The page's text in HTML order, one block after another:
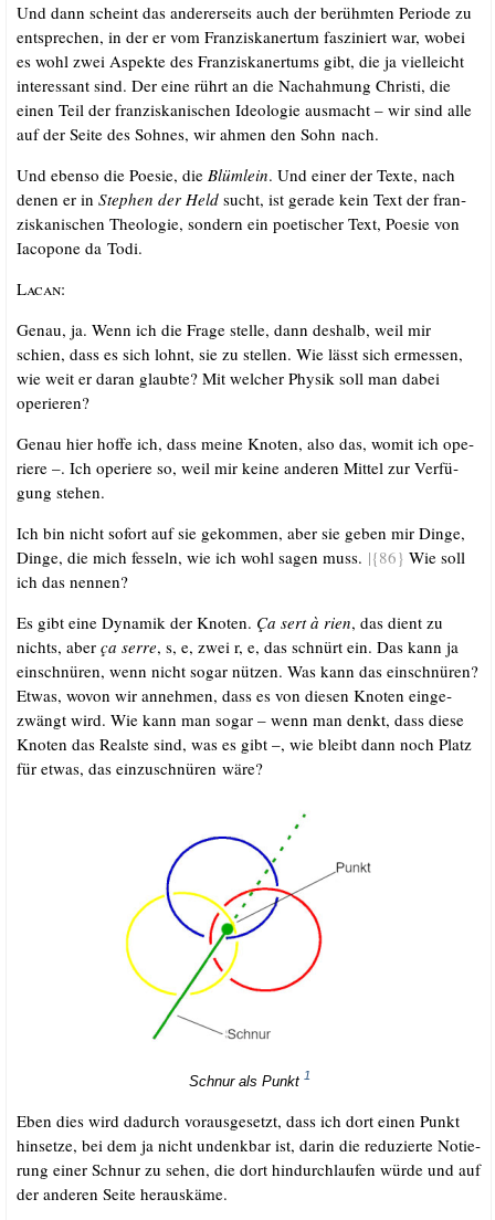
Und dann scheint das ande­rer­seits auch der berühm­ten Peri­ode zu
ent­spre­chen, in der er vom Fran­zis­ka­ner­tum fas­zi­niert war, wobei
es wohl zwei Aspek­te des Fran­zis­ka­ner­tums gibt, die ja viel­leicht
inter­es­sant sind. Der eine rührt an die Nach­ah­mung Chris­ti, die
einen Teil der fran­zis­ka­ni­schen Ideo­lo­gie aus­macht – wir sind alle
auf der Sei­te des Soh­nes, wir ahmen den Sohn nach.
Und eben­so die Poe­sie, die Blüm­lein. Und einer der Tex­te, nach
denen er in Ste­phen der Heldsucht, ist gera­de kein Text der fran­
zis­ka­ni­schen Theo­lo­gie, son­dern ein poe­ti­scher Text, Poe­sie von
Iaco­po­ne da Todi.
Lacan:
Genau, ja. Wenn ich die Fra­ge stel­le, dann des­halb, weil mir
schien, dass es sich lohnt, sie zu stel­len. Wie lässt sich ermes­sen,
wie weit er dar­an glaub­te? Mit wel­cher Phy­sik soll man dabei
operieren?
Genau hier hof­fe ich, dass mei­ne Kno­ten, also das, womit ich ope­
rie­re –. Ich ope­rie­re so, weil mir kei­ne ande­ren Mit­tel zur Ver­fü­
gung stehen.
Ich bin nicht sofort auf sie gekom­men, aber sie geben mir Din­ge,
Din­ge, die mich fes­seln, wie ich wohl sagen muss. |{86} Wie soll
ich das nennen?
Es gibt eine Dyna­mik der Kno­ten. Ça sert à rien, das dient zu
nichts, aber ça ser­re, s, e, zwei r, e, das schnürt ein. Das kann ja
ein­schnü­ren, wenn nicht sogar nüt­zen. Was kann das ein­schnü­ren?
Etwas, wovon wir anneh­men, dass es von die­sen Kno­ten ein­ge­
zwängt wird. Wie kann man sogar – wenn man denkt, dass die­se
Kno­ten das Reals­te sind, was es gibt –, wie bleibt dann noch Platz
für etwas, das ein­zu­schnü­ren wäre?
Schnur als Punkt1
Eben dies wird dadurch vor­aus­ge­setzt, dass ich dort einen Punkt
hin­set­ze, bei dem ja nicht undenk­bar ist, dar­in die redu­zier­te Notie­
rung einer Schnur zu sehen, die dort hin­durch­lau­fen wür­de und auf
der ande­ren Sei­te herauskäme.